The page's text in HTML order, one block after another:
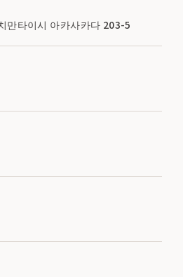
만타이시 아카사카다 203-5